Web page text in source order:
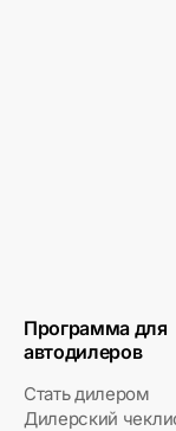
Программа для
автодилеров
Стать дилером
Дилерский